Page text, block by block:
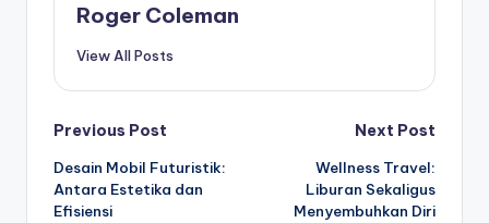
Roger Coleman
View All Posts
Post
navigation
Previous Post
Desain Mobil Futuristik:
Antara Estetika dan
Efisiensi
Next Post
Wellness Travel:
Liburan Sekaligus
Menyembuhkan Diri